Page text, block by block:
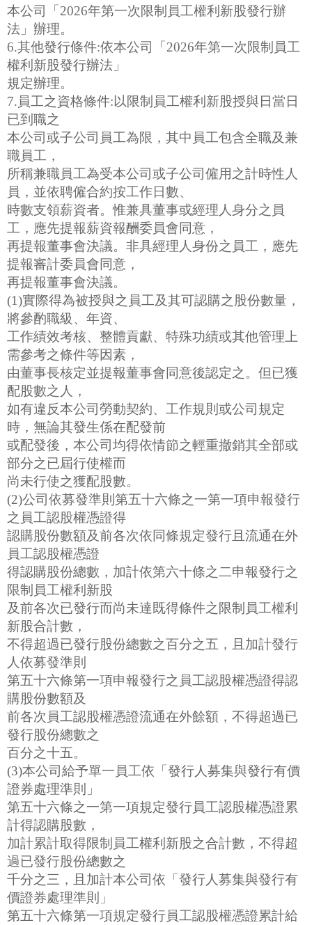
本公司「2026年第一次限制員工權利新股發行辦
法」辦理。
6.其他發行條件:依本公司「2026年第一次限制員工
權利新股發行辦法」
規定辦理。
7.員工之資格條件:以限制員工權利新股授與日當日
已到職之
本公司或子公司員工為限，其中員工包含全職及兼
職員工，
所稱兼職員工為受本公司或子公司僱用之計時性人
員，並依聘僱合約按工作日數、
時數支領薪資者。惟兼具董事或經理人身分之員
工，應先提報薪資報酬委員會同意，
再提報董事會決議。非具經理人身份之員工，應先
提報審計委員會同意，
再提報董事會決議。
(1)實際得為被授與之員工及其可認購之股份數量，
將參酌職級、年資、
工作績效考核、整體貢獻、特殊功績或其他管理上
需參考之條件等因素，
由董事長核定並提報董事會同意後認定之。但已獲
配股數之人，
如有違反本公司勞動契約、工作規則或公司規定
時，無論其發生係在配發前
或配發後，本公司均得依情節之輕重撤銷其全部或
部分之已屆行使權而
尚未行使之獲配股數。
(2)公司依募發準則第五十六條之一第一項申報發行
之員工認股權憑證得
認購股份數額及前各次依同條規定發行且流通在外
員工認股權憑證
得認購股份總數，加計依第六十條之二申報發行之
限制員工權利新股
及前各次已發行而尚未達既得條件之限制員工權利
新股合計數，
不得超過已發行股份總數之百分之五，且加計發行
人依募發準則
第五十六條第一項申報發行之員工認股權憑證得認
購股份數額及
前各次員工認股權憑證流通在外餘額，不得超過已
發行股份總數之
百分之十五。
(3)本公司給予單一員工依「發行人募集與發行有價
證券處理準則」
第五十六條之一第一項規定發行員工認股權憑證累
計得認購股數，
加計累計取得限制員工權利新股之合計數，不得超
過已發行股份總數之
千分之三，且加計本公司依「發行人募集與發行有
價證券處理準則」
第五十六條第一項規定發行員工認股權憑證累計給